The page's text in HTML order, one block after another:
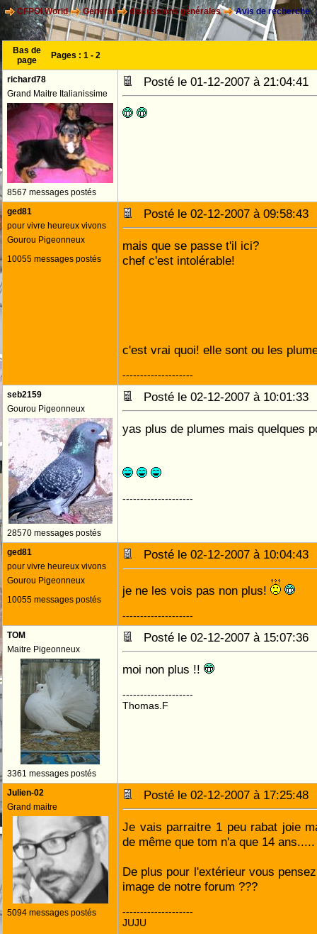
CFPOI World General discussions générales Avis de recherche
Bas de
page
Pages : 1 - 2
richard78
Grand Maitre Italianissime
8567 messages postés
Posté le 01-12-2007 à
ged81
pour vivre heureux vivons
Gourou Pigeonneux
10055 messages postés
Posté le 02-12-2007 à
mais que se passe t'il ici?
chef c'est intolérable!
c'est vrai quoi! elle sont ou les
--------------------
seb2159
Gourou Pigeonneux
28570 messages postés
Posté le 02-12-2007 à
yas plus de plumes mais quelques
--------------------
ged81
pour vivre heureux vivons
Gourou Pigeonneux
10055 messages postés
Posté le 02-12-2007 à
je ne les vois pas non plus!
--------------------
TOM
Maitre Pigeonneux
3361 messages postés
Posté le 02-12-2007 à
moi non plus !!
--------------------
Thomas.F
Julien-02
Grand maitre
5094 messages postés
Posté le 02-12-2007 à
Je vais parraitre 1 peu rabat joie
de même que tom n'a que 14 ans.....
De plus pour l'extérieur vous
image de notre forum ???
--------------------
JUJU